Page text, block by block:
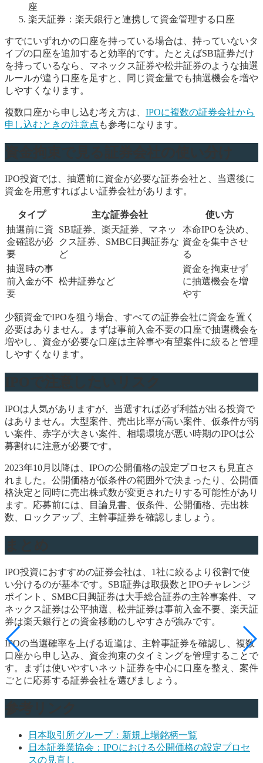
座
楽天証券：楽天銀行と連携して資金管理する口座
すでにいずれかの口座を持っている場合は、持っていないタ
イプの口座を追加すると効率的です。たとえばSBI証券だけ
を持っているなら、マネックス証券や松井証券のような抽選
ルールが違う口座を足すと、同じ資金量でも抽選機会を増や
しやすくなります。
複数口座から申し込む考え方は、 IPOに複数の証券会社から
申し込むときの注意点 も参考になります。
IPO投資では、抽選前に資金が必要な証券会社と、当選後に
資金を用意すればよい証券会社があります。
タイプ 主な証券会社
使い方
抽選前に資
金確認が必
要
SBI証券、楽天証券、マネッ
クス証券、SMBC日興証券な
ど
本命IPOを決め、
資金を集中させ
る
抽選時の事
前入金が不
要
松井証券など
資金を拘束せず
に抽選機会を増
やす
少額資金でIPOを狙う場合、すべての証券会社に資金を置く
必要はありません。まずは事前入金不要の口座で抽選機会を
増やし、資金が必要な口座は主幹事や有望案件に絞ると管理
しやすくなります。
IPOは人気がありますが、当選すれば必ず利益が出る投資で
はありません。大型案件、売出比率が高い案件、仮条件が弱
い案件、赤字が大きい案件、相場環境が悪い時期のIPOは公
募割れに注意が必要です。
2023年10月以降は、IPOの公開価格の設定プロセスも見直さ
れました。公開価格が仮条件の範囲外で決まったり、公開価
格決定と同時に売出株式数が変更されたりする可能性があり
ます。応募前には、目論見書、仮条件、公開価格、売出株
数、ロックアップ、主幹事証券を確認しましょう。
IPO投資におすすめの証券会社は、1社に絞るより役割で使
い分けるのが基本です。SBI証券は取扱数とIPOチャレンジ
ポイント、SMBC日興証券は大手総合証券の主幹事案件、マ
ネックス証券は公平抽選、松井証券は事前入金不要、楽天証
券は楽天銀行との資金移動のしやすさが強みです。
IPOの当選確率を上げる近道は、主幹事証券を確認し、複数
口座から申し込み、資金拘束のタイミングを管理することで
す。まずは使いやすいネット証券を中心に口座を整え、案件
ごとに応募する証券会社を選びましょう。
日本取引所グループ：新規上場銘柄一覧
日本証券業協会：IPOにおける公開価格の設定プロセ
スの見直し